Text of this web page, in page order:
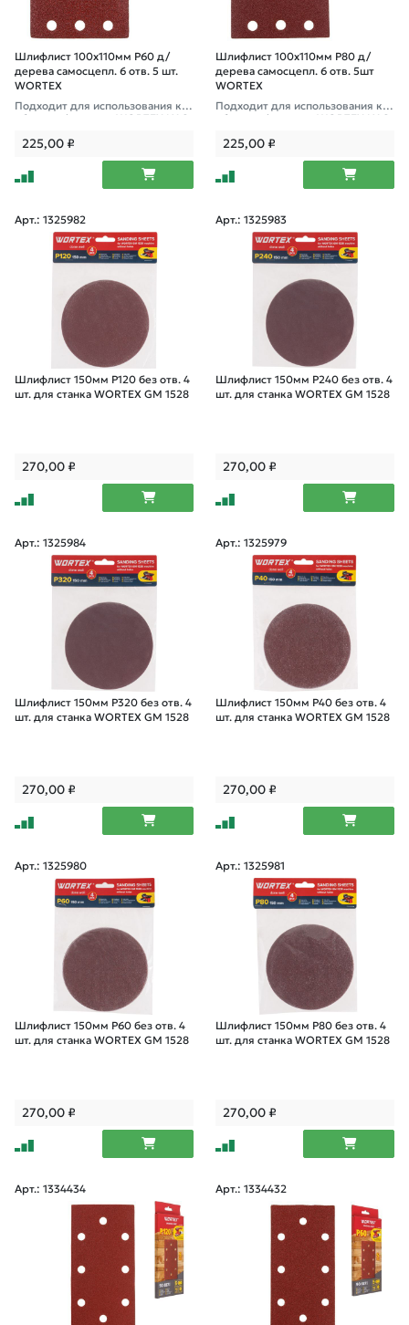
Шлифлист 100х110мм Р60 д/
дерева самосцепл. 6 отв. 5 шт.
WORTEX
Подходит для использования к в
иброшлифмашине WORTEX LX S
225,00₽
Шлифлист 100х110мм Р80 д/
дерева самосцепл. 6 отв. 5шт
WORTEX
Подходит для использования к в
иброшлифмашине WORTEX LX S
225,00₽
Арт.: 1325982
Шлифлист 150мм P120 без отв. 4
шт. для станка WORTEX GM 1528
270,00₽
Арт.: 1325983
Шлифлист 150мм P240 без отв. 4
шт. для станка WORTEX GM 1528
270,00₽
Арт.: 1325984
Шлифлист 150мм P320 без отв. 4
шт. для станка WORTEX GM 1528
270,00₽
Арт.: 1325979
Шлифлист 150мм P40 без отв. 4
шт. для станка WORTEX GM 1528
270,00₽
Арт.: 1325980
Шлифлист 150мм P60 без отв. 4
шт. для станка WORTEX GM 1528
270,00₽
Арт.: 1325981
Шлифлист 150мм P80 без отв. 4
шт. для станка WORTEX GM 1528
270,00₽
Арт.: 1334434 Арт.: 1334432